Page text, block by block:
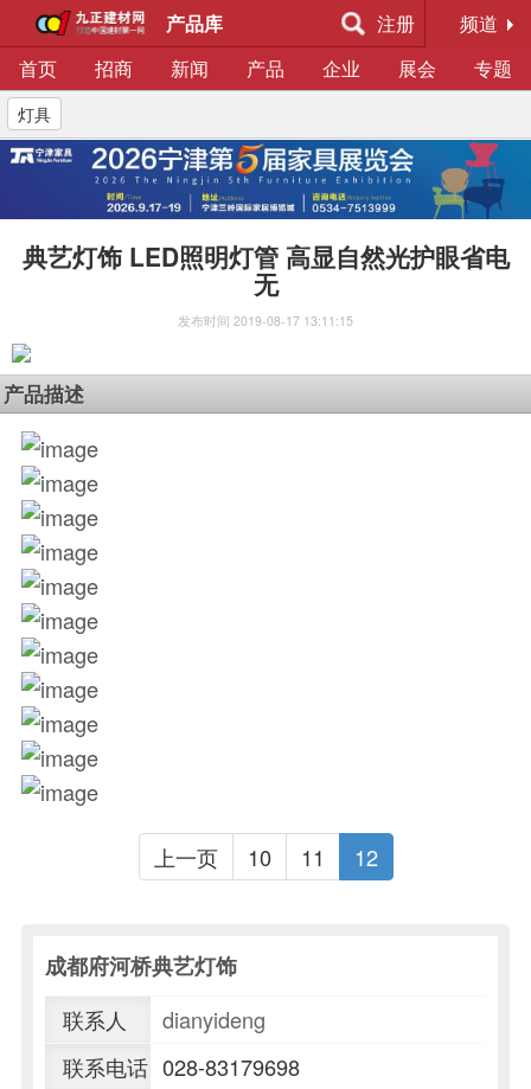
产品库 注册
频道
首页
招商 新闻 产品 企业 展会 专题
灯具
典艺灯饰 LED照明灯管 高显自然光护眼省电
无
发布时间 2019-08-17 13:11:15
产品描述
上一页 10 11 12
成都府河桥典艺灯饰
联系人
dianyideng
联系电话 028-83179698